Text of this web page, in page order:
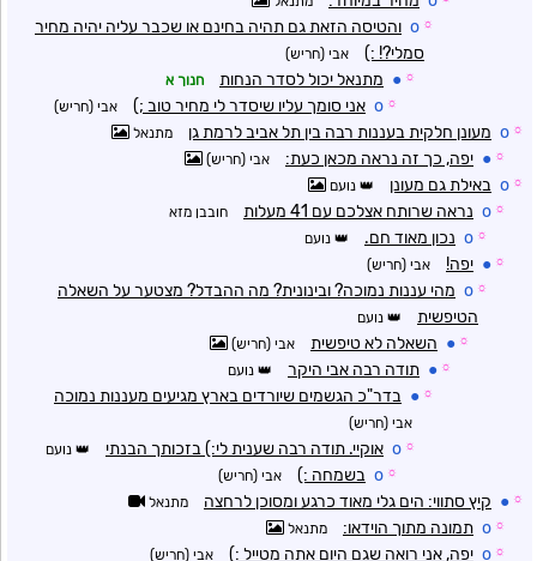
☼
o והטיסה הזאת גם תהיה בחינם או שכבר עליה יהיה מחיר
סמלי?! :)
אבי (חריש)
☼
● מתנאל יכול לסדר הנחות חנוך א
☼
o אני סומך עליו שיסדר לי מחיר טוב ;) אבי (חריש)
☼
o מעונן חלקית בעננות רבה בין תל אביב לרמת גן מתנאל
☼
● יפה, כך זה נראה מכאן כעת: אבי (חריש)
☼
o באילת גם מעונן נועם
☼
o נראה שרותח אצלכם עם 41 מעלות חובבן מזא
☼
o נכון מאוד חם. נועם
☼
● יפה! אבי (חריש)
☼
o מהי עננות נמוכה? ובינונית? מה ההבדל? מצטער על השאלה
הטיפשית
נועם
☼
● השאלה לא טיפשית אבי (חריש)
☼
● תודה רבה אבי היקר נועם
☼
● בדר"כ הגשמים שיורדים בארץ מגיעים מעננות נמוכה
אבי (חריש)
☼
o אוקיי. תודה רבה שענית לי:) בזכותך הבנתי נועם
☼
o בשמחה :) אבי (חריש)
☼
● קיץ סתווי: הים גלי מאוד כרגע ומסוכן לרחצה מתנאל
☼
o תמונה מתוך הוידאו: מתנאל
☼
o יפה, אני רואה שגם היום אתה מטייל :) אבי (חריש)